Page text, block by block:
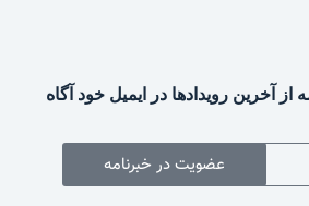
آخرین رویدادها در ایمیل خود آگاه
عضویت در خبرنامه